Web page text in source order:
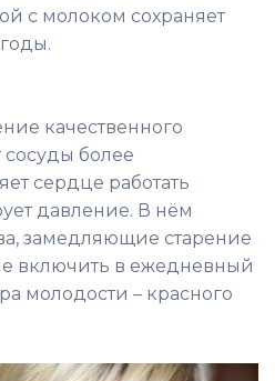
с молоком сохраняет
качественного
сосуды более
сердце работать
давление. В нём
замедляющие старение
включить в ежедневный
молодости – красного